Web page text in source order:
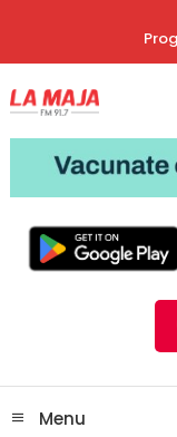
Radio La
Menu